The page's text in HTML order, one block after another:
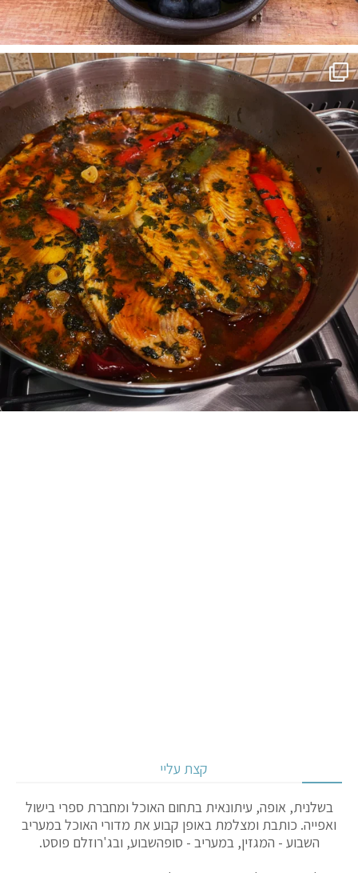
קצת עליי
בשלנית, אופה, עיתונאית בתחום האוכל ומחברת ספרי בישול
ואפייה. כותבת ומצלמת באופן קבוע את מדורי האוכל במעריב
השבוע - המגזין, במעריב - סופהשבוע, ובג'רוזלם פוסט.